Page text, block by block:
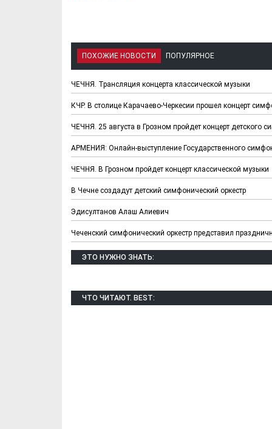
ПОХОЖИЕ НОВОСТИ ПОПУЛЯРНОЕ
ЧЕЧНЯ. Трансляция концерта классической музыки
КЧР. В столице Карачаево-Черкесии прошел концерт
ЧЕЧНЯ. 25 августа в Грозном пройдет концерт детского
АРМЕНИЯ: Онлайн-выступление Государственного
ЧЕЧНЯ. В Грозном пройдет концерт классической музыки
В Чечне создадут детский симфонический оркестр
Эдисултанов Алаш Алиевич
Чеченский симфонический оркестр представил
ЭТО НУЖНО ЗНАТЬ:
ЧТО ЧИТАЮТ. BEST:
Х. Гапураев. Капкан
для Зелимхана (Отр.
из романа «1овда»)
ЧЕЧНЯ. А.